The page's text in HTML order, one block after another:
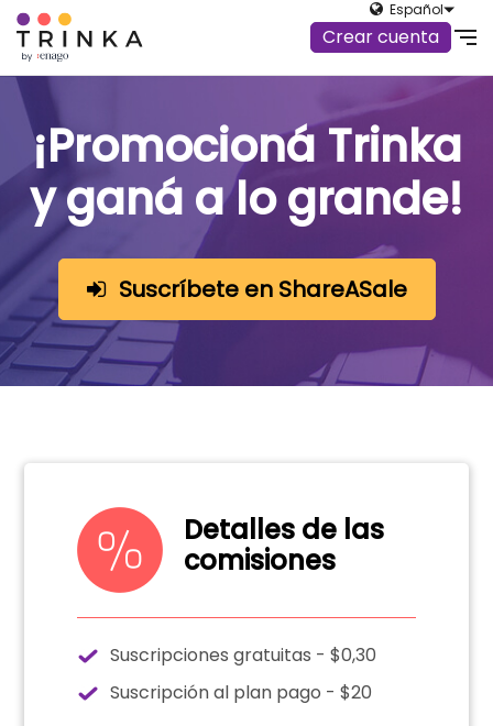
Crear cuenta
Español
¡Promocioná Trinka
y ganá a lo grande!
Suscríbete en ShareASale
Detalles de las
comisiones
Suscripciones gratuitas - $0,30
Suscripción al plan pago - $20